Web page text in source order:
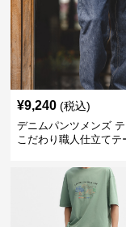
¥9,240 (税込)
デニムパンツメンズ
こだわり職人仕立てテ